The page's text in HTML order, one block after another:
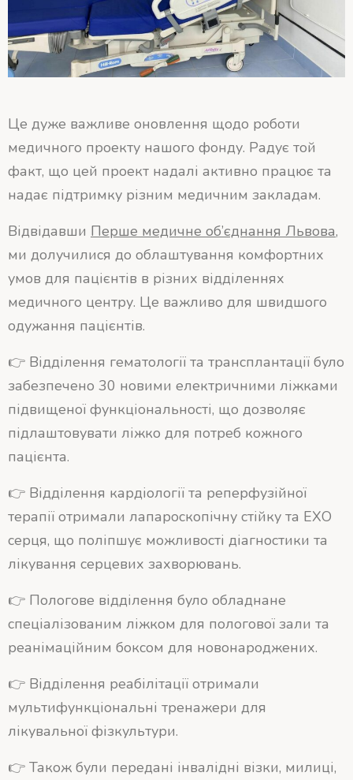
Це дуже важливе оновлення щодо роботи
медичного проекту нашого фонду. Радує той
факт, що цей проект надалі активно працює та
надає підтримку різним медичним закладам.
Відвідавши Перше медичне об’єднання Львова,
ми долучилися до облаштування комфортних
умов для пацієнтів в різних відділеннях
медичного центру. Це важливо для швидшого
одужання пацієнтів.
👉 Відділення гематології та трансплантації було
забезпечено 30 новими електричними ліжками
підвищеної функціональності, що дозволяє
підлаштовувати ліжко для потреб кожного
пацієнта.
👉 Відділення кардіології та реперфузійної
терапії отримали лапароскопічну стійку та ЕХО
серця, що поліпшує можливості діагностики та
лікування серцевих захворювань.
👉 Пологове відділення було обладнане
спеціалізованим ліжком для пологової зали та
реанімаційним боксом для новонароджених.
👉 Відділення реабілітації отримали
мультифункціональні тренажери для
лікувальної фізкультури.
👉 Також були передані інвалідні візки, милиці,